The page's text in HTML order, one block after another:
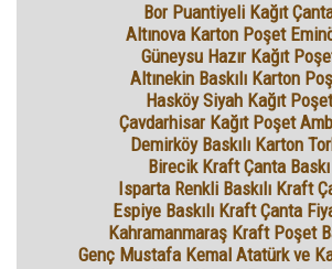
Bor Puantiyeli Kağıt
Altınova Karton Poşet
Güneysu Hazır Kağıt
Altınekin Baskılı Karton
Hasköy Siyah Kağıt Poşet
Çavdarhisar Kağıt Poşet
Demirköy Baskılı Karton
Birecik Kraft Çanta Baskı
Isparta Renkli Baskılı Kraft
Espiye Baskılı Kraft Çanta
Kahramanmaraş Kraft Poşet
Genç Mustafa Kemal Atatürk ve